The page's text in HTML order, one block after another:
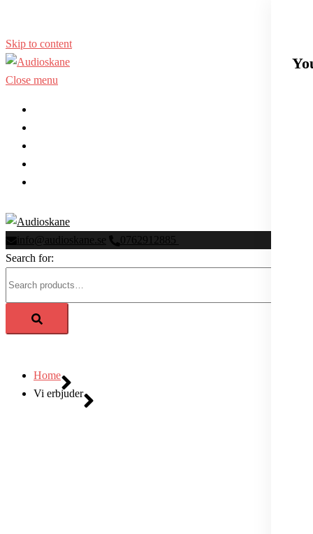
Skip to content
Close menu
info@audioskane.se
0762912885
Search for:
Home
Vi erbjuder